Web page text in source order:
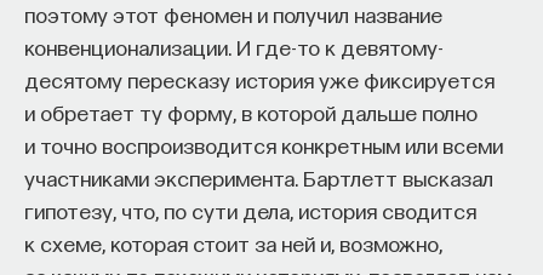
поэтому этот феномен и получил название
конвенционализации. И где-то к девятому-
десятому пересказу история уже фиксируется
и обретает ту форму, в которой дальше полно
и точно воспроизводится конкретным или всеми
участниками эксперимента. Бартлетт высказал
гипотезу, что, по сути дела, история сводится
к схеме, которая стоит за ней и, возможно,